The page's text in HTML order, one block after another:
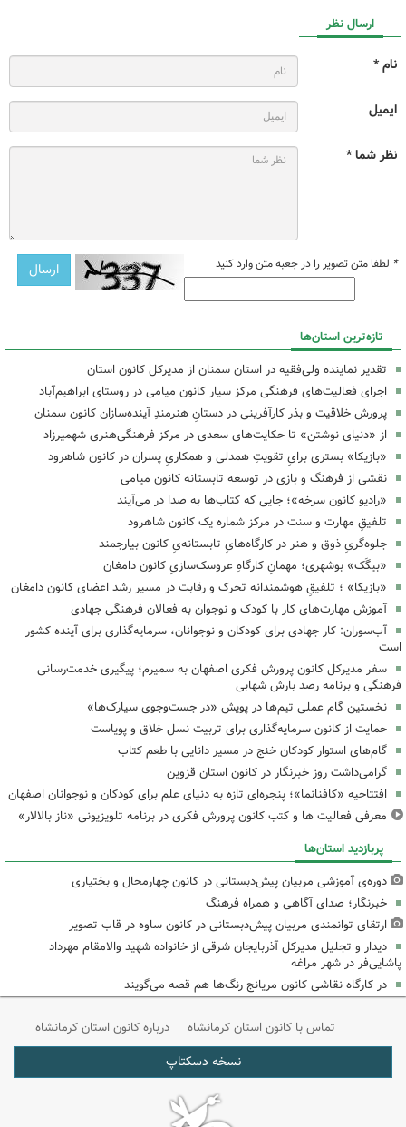
ارسال نظر
نام *
ایمیل
نظر شما *
* لطفا متن تصویر را در جعبه متن وارد کنید
تازه‌ترین استان‌ها
تقدیر نماینده ولی‌فقیه در استان سمنان از مدیرکل کانون استان
اجرای فعالیت‌های فرهنگی مرکز سیار کانون میامی در روستای ابراهیم‌آباد
پرورش خلاقیت و بذر کارآفرینی در دستانِ هنرمندِ آینده‌سازان کانون سمنان
از «دنیای نوشتن» تا حکایت‌های سعدی در مرکز فرهنگی‌هنری شهمیرزاد
«بازیکا» بستری برایِ تقویتِ همدلی و همکاریِ پسران در کانون شاهرود
نقشی از فرهنگ و بازی در توسعه تابستانه کانون میامی
«رادیو کانون سرخه»؛ جایی که کتاب‌ها به صدا در می‌آیند
تلفیقِ مهارت و سنت در مرکز شماره یک کانون شاهرود
جلوه‌گریِ ذوق و هنر در کارگاه‌هایِ تابستانه‌یِ کانون بیارجمند
«بیگَک» بوشهری؛ مهمانِ کارگاهِ عروسک‌سازیِ کانون دامغان
«بازیکا» ؛ تلفیقِ هوشمندانه تحرک و رقابت در مسیر رشد اعضای کانون دامغان
آموزش مهارت‌های کار با کودک و نوجوان به فعالان فرهنگی جهادی
آب‌سوران: کار جهادی برای کودکان و نوجوانان، سرمایه‌گذاری برای آینده کشور
است
سفر مدیرکل کانون پرورش فکری اصفهان به سمیرم؛ پیگیری خدمت‌رسانی
فرهنگی و برنامه رصد بارش شهابی
نخستین گام عملی تیم‌ها در پویش «در جست‌وجوی سیارک‌ها»
حمایت از کانون سرمایه‌گذاری برای تربیت نسل خلاق و پویاست
گام‌های استوار کودکان خنج در مسیر دانایی با طعم کتاب
گرامی‌داشت روز خبرنگار در کانون استان قزوین
افتتاحیه «کافنانما»؛ پنجره‌ای تازه به دنیای علم برای کودکان و نوجوانان اصفهان
معرفی فعالیت ها و کتب کانون پرورش فکری در برنامه تلویزیونی «ناز بالالار»
پربازدید استان‌ها
دوره‌ی آموزشی مربیان پیش‌دبستانی در کانون چهارمحال و بختیاری
خبرنگار؛ صدای آگاهی و همراه فرهنگ
ارتقای توانمندی مربیان پیش‌دبستانی در کانون ساوه در قاب تصویر
دیدار و تجلیل مدیرکل آذربایجان شرقی از خانواده شهید والامقام مهرداد
پاشایی‌فر در شهر مراغه
در کارگاه نقاشی کانون مریانج رنگ‌ها هم قصه می‌گویند
تماس با کانون استان کرمانشاه درباره کانون استان کرمانشاه
نسخه دسکتاپ